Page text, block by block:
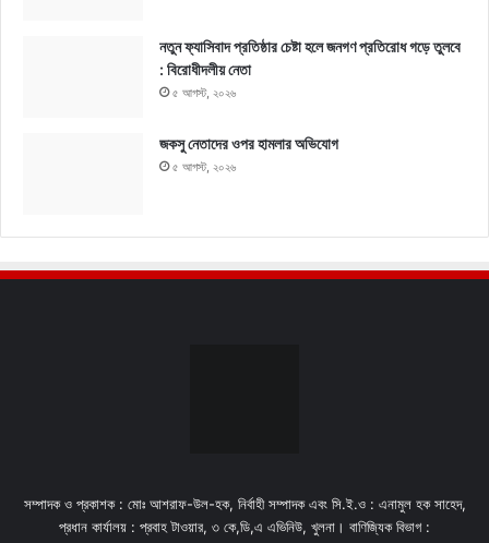
নতুন ফ্যাসিবাদ প্রতিষ্ঠার চেষ্টা হলে জনগণ প্রতিরোধ গড়ে তুলবে
: বিরোধীদলীয় নেতা
৫ আগস্ট, ২০২৬
জকসু নেতাদের ওপর হামলার অভিযোগ
৫ আগস্ট, ২০২৬
সম্পাদক ও প্রকাশক : মোঃ আশরাফ-উল-হক, নির্বাহী সম্পাদক এবং সি.ই.ও : এনামুল হক সাহেদ,
প্রধান কার্যালয় : প্রবাহ টাওয়ার, ৩ কে,ডি,এ এভিনিউ, খুলনা। বাণিজ্যিক বিভাগ :